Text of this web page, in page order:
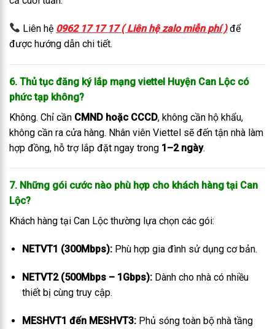
Liên hệ 0962 17 17 17 ( Liên hệ zalo miễn phí )để
được hướng dẫn chi tiết.
6. Thủ tục đăng ký lắp mạng viettel Huyện Can Lộc có
phức tạp không?
Không. Chỉ cần CMND hoặc CCCD, không cần hộ khẩu,
không cần ra cửa hàng. Nhân viên Viettel sẽ đến tận nhà làm
hợp đồng, hỗ trợ lắp đặt ngay trong 1–2 ngày.
7. Những gói cước nào phù hợp cho khách hàng tại Can
Lộc?
Khách hàng tại Can Lộc thường lựa chọn các gói:
NETVT1 (300Mbps):Phù hợp gia đình sử dụng cơ bản.
NETVT2 (500Mbps – 1Gbps):Dành cho nhà có nhiều
thiết bị cùng truy cập.
MESHVT1 đến MESHVT3:Phủ sóng toàn bộ nhà tầng